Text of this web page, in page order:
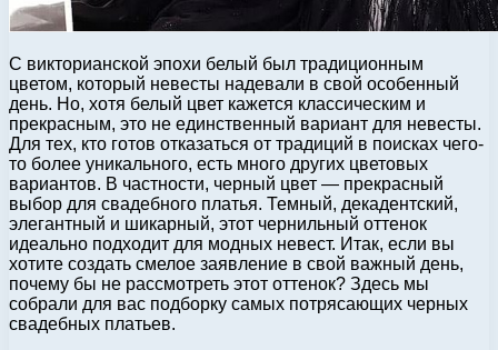
С викторианской эпохи белый был традиционным
цветом, который невесты надевали в свой особенный
день. Но, хотя белый цвет кажется классическим и
прекрасным, это не единственный вариант для невесты.
Для тех, кто готов отказаться от традиций в поисках чего-
то более уникального, есть много других цветовых
вариантов. В частности, черный цвет — прекрасный
выбор для свадебного платья. Темный, декадентский,
элегантный и шикарный, этот чернильный оттенок
идеально подходит для модных невест. Итак, если вы
хотите создать смелое заявление в свой важный день,
почему бы не рассмотреть этот оттенок? Здесь мы
собрали для вас подборку самых потрясающих черных
свадебных платьев.